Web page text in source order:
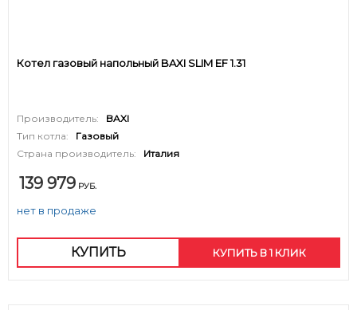
Котел газовый напольный BAXI SLIM EF 1.31
Производитель:
BAXI
Тип котла:
Газовый
Страна производитель:
Италия
139 979 РУБ.
нет в продаже
КУПИТЬ КУПИТЬ В 1 КЛИК